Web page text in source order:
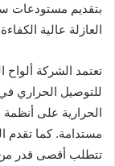
بتقديم مستودعات
العازلة عالية
للتوصيل الحراري
الحرارية على
مستدامة. كما تقدم
تتطلب أقصى قدر من